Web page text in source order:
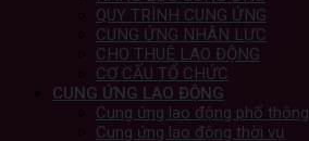
QUY TRÌNH CUNG ỨNG
CUNG ỨNG NHÂN LỰC
CHO THUÊ LAO ĐỘNG
CƠ CẤU TỔ CHỨC
CUNG ỨNG LAO ĐỘNG
Cung ứng lao động phổ thông
Cung ứng lao động thời vụ